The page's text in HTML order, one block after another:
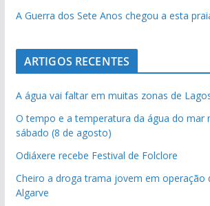
A Guerra dos Sete Anos chegou a esta
ARTIGOS RECENTES
A água vai faltar em muitas zonas de
O tempo e a temperatura da água do mar
sábado (8 de agosto)
Odiáxere recebe Festival de Folclore
Cheiro a droga trama jovem em operação
Algarve